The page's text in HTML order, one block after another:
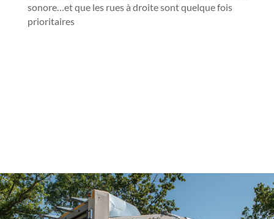
sonore…et que les rues à droite sont quelque fois
prioritaires